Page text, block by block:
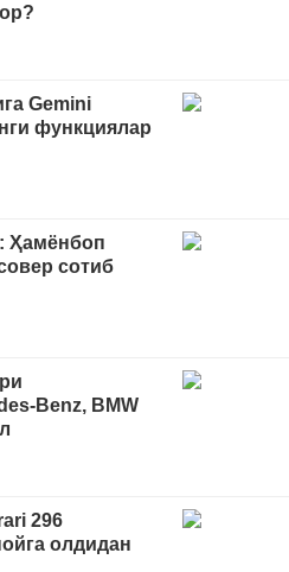
Gemini
функциялар
Ҳамёнбоп
сотиб
Benz, BMW
296
олдидан